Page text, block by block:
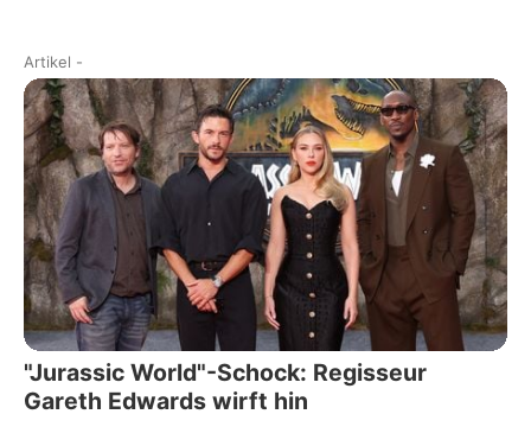
Artikel -
"Jurassic World"-Schock: Regisseur
Gareth Edwards wirft hin